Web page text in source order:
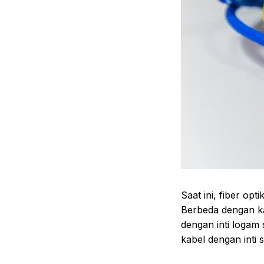
Saat ini, fiber
Berbeda dengan
dengan inti
kabel dengan inti